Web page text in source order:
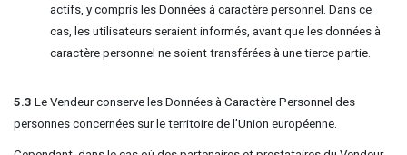
actifs, y compris les Données à caractère personnel. Dans ce
cas, les utilisateurs seraient informés, avant que les données à
caractère personnel ne soient transférées à une tierce partie.
5.3 Le Vendeur conserve les Données à Caractère Personnel des
personnes concernées sur le territoire de l’Union européenne.